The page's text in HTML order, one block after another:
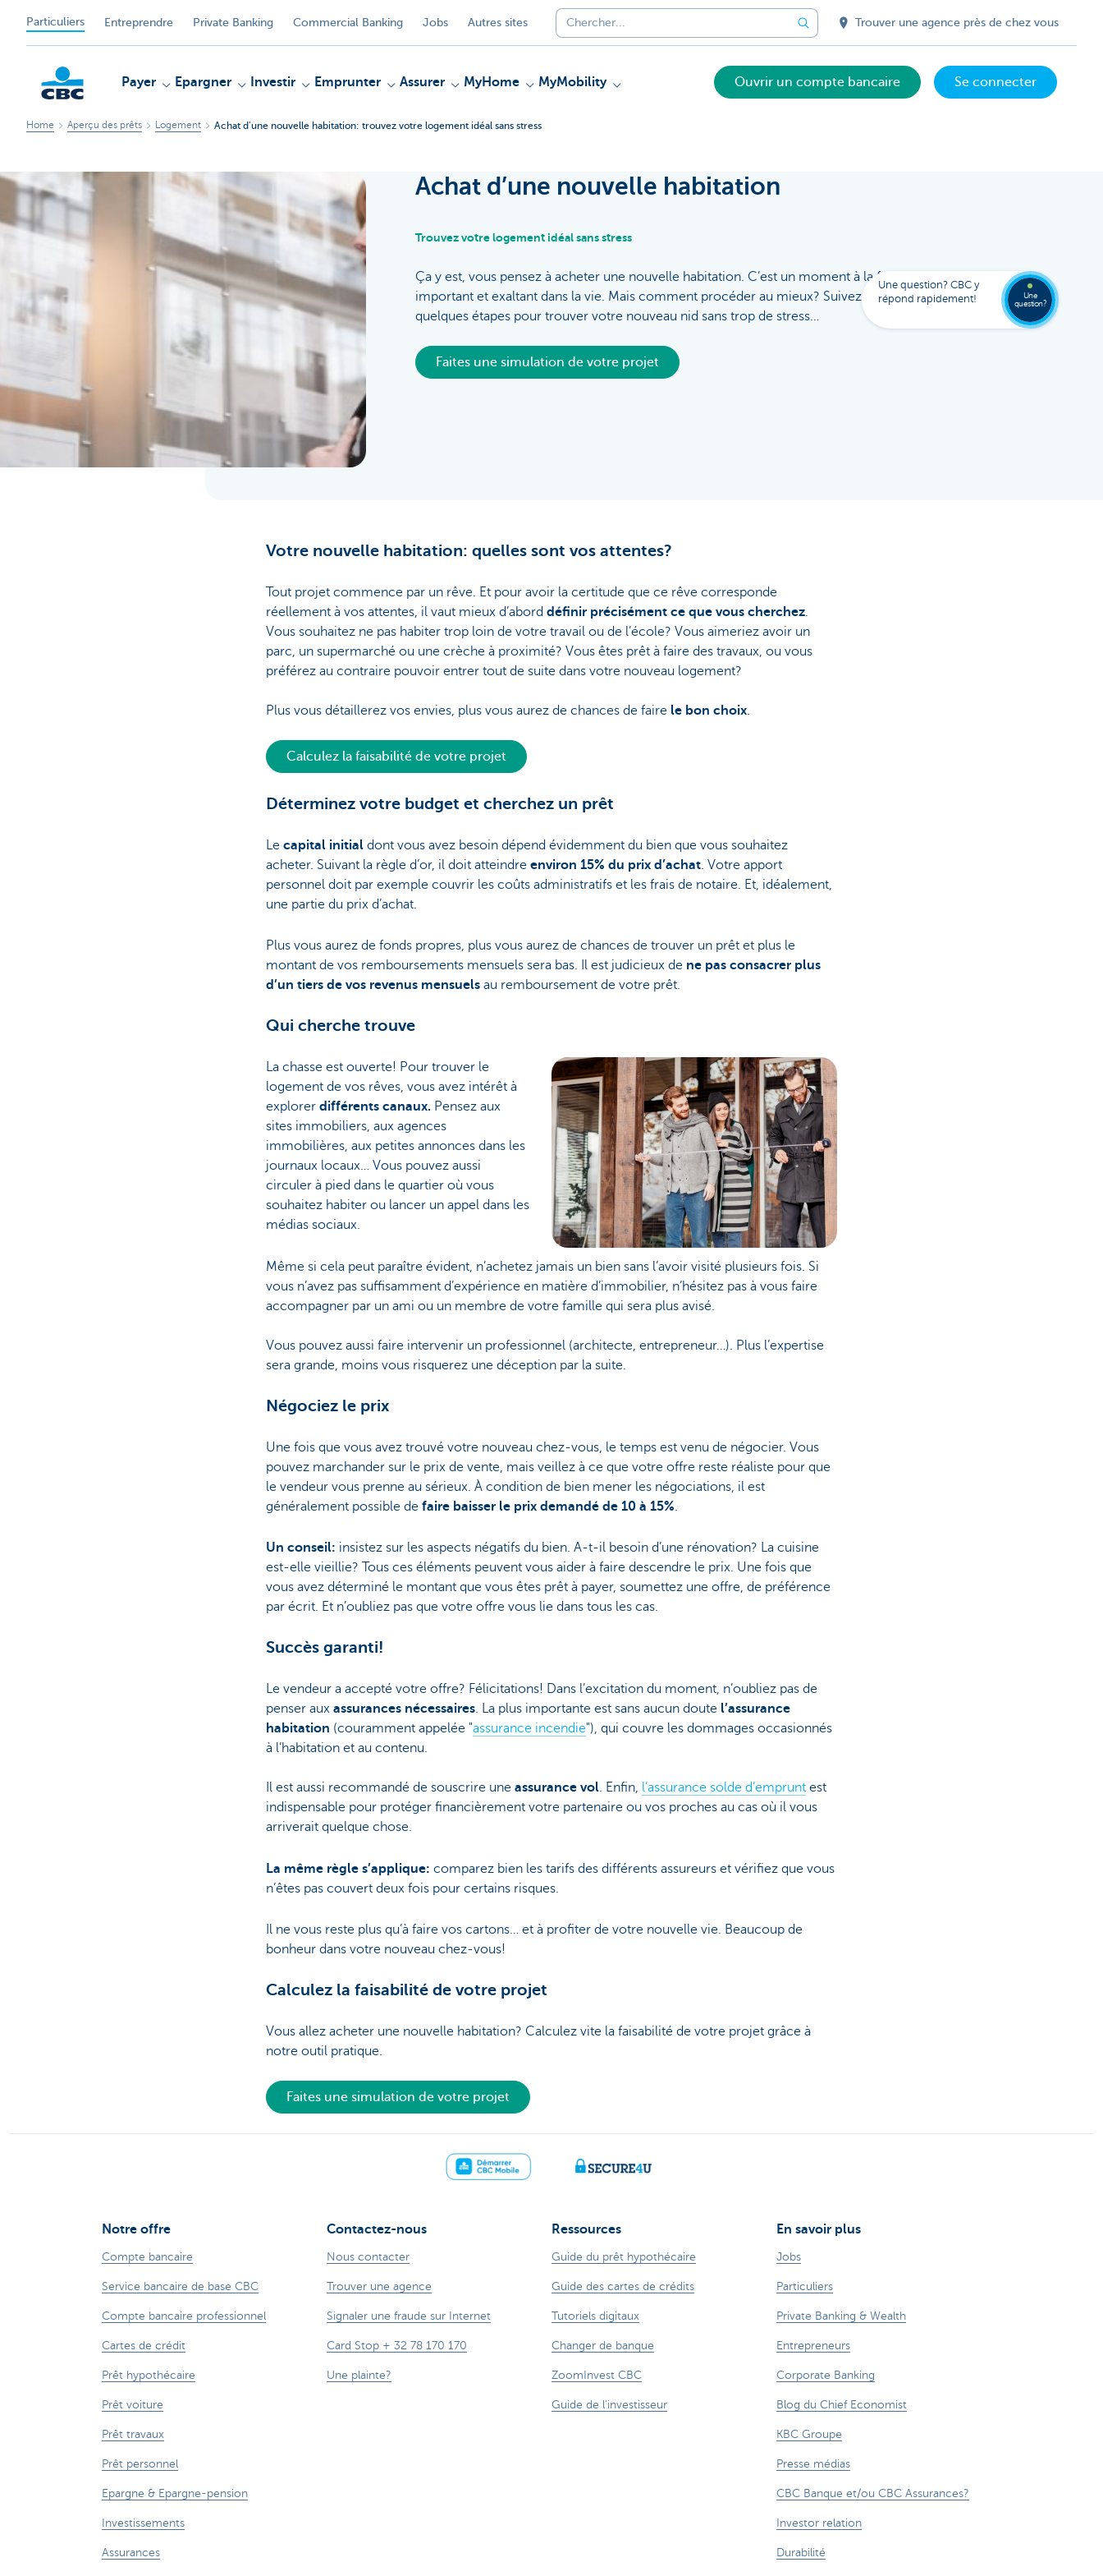
Particuliers Entreprendre Private Banking Commercial Banking Jobs Autres sites Trouver une agence près de chez vous
Particulieren
Payer Epargner Investir Emprunter Assurer MyHome MyMobility Ouvrir un compte bancaire Se connecter
Home Aperçu des prêts Logement Achat d’une nouvelle habitation: trouvez votre logement idéal sans stress
Achat d’une nouvelle habitation
Trouvez votre logement idéal sans stress
Ça y est, vous pensez à acheter une nouvelle habitation. C’est un moment à la fois
important et exaltant dans la vie. Mais comment procéder au mieux? Suivez ces
quelques étapes pour trouver votre nouveau nid sans trop de stress…
Faites une simulation de votre projet
Votre nouvelle habitation: quelles sont vos attentes?
Tout projet commence par un rêve. Et pour avoir la certitude que ce rêve corresponde
réellement à vos attentes, il vaut mieux d’abord définir précisément ce que vous cherchez.
Vous souhaitez ne pas habiter trop loin de votre travail ou de l’école? Vous aimeriez avoir un
parc, un supermarché ou une crèche à proximité? Vous êtes prêt à faire des travaux, ou vous
préférez au contraire pouvoir entrer tout de suite dans votre nouveau logement?
Plus vous détaillerez vos envies, plus vous aurez de chances de faire le bon choix.
Calculez la faisabilité de votre projet
Déterminez votre budget et cherchez un prêt
Le capital initialdont vous avez besoin dépend évidemment du bien que vous souhaitez
acheter. Suivant la règle d’or, il doit atteindre environ 15% du prix d’achat. Votre apport
personnel doit par exemple couvrir les coûts administratifs et les frais de notaire. Et, idéalement,
une partie du prix d’achat.
Plus vous aurez de fonds propres, plus vous aurez de chances de trouver un prêt et plus le
montant de vos remboursements mensuels sera bas. Il est judicieux de ne pas consacrer plus
d’un tiers de vos revenus mensuelsau remboursement de votre prêt.
Qui cherche trouve
La chasse est ouverte! Pour trouver le
logement de vos rêves, vous avez intérêt à
explorer différents canaux. Pensez aux
sites immobiliers, aux agences
immobilières, aux petites annonces dans les
journaux locaux… Vous pouvez aussi
circuler à pied dans le quartier où vous
souhaitez habiter ou lancer un appel dans les
médias sociaux.
Même si cela peut paraître évident, n’achetez jamais un bien sans l’avoir visité plusieurs fois. Si
vous n’avez pas suffisamment d’expérience en matière d’immobilier, n’hésitez pas à vous faire
accompagner par un ami ou un membre de votre famille qui sera plus avisé.
Vous pouvez aussi faire intervenir un professionnel (architecte, entrepreneur…). Plus l’expertise
sera grande, moins vous risquerez une déception par la suite.
Négociez le prix
Une fois que vous avez trouvé votre nouveau chez-vous, le temps est venu de négocier. Vous
pouvez marchander sur le prix de vente, mais veillez à ce que votre offre reste réaliste pour que
le vendeur vous prenne au sérieux. À condition de bien mener les négociations, il est
généralement possible de faire baisser le prix demandé de 10 à 15%.
Un conseil: insistez sur les aspects négatifs du bien. A-t-il besoin d’une rénovation? La cuisine
est-elle vieillie? Tous ces éléments peuvent vous aider à faire descendre le prix. Une fois que
vous avez déterminé le montant que vous êtes prêt à payer, soumettez une offre, de préférence
par écrit. Et n’oubliez pas que votre offre vous lie dans tous les cas.
Succès garanti!
Le vendeur a accepté votre offre? Félicitations! Dans l’excitation du moment, n’oubliez pas de
penser aux assurances nécessaires. La plus importante est sans aucun doute l’assurance
habitation (couramment appelée "assurance incendie"), qui couvre les dommages occasionnés
à l’habitation et au contenu.
Il est aussi recommandé de souscrire une assurance vol. Enfin, l’assurance solde d’empruntest
indispensable pour protéger financièrement votre partenaire ou vos proches au cas où il vous
arriverait quelque chose.
La même règle s’applique: comparez bien les tarifs des différents assureurs et vérifiez que vous
n’êtes pas couvert deux fois pour certains risques.
Il ne vous reste plus qu’à faire vos cartons… et à profiter de votre nouvelle vie. Beaucoup de
bonheur dans votre nouveau chez-vous!
Calculez la faisabilité de votre projet
Vous allez acheter une nouvelle habitation? Calculez vite la faisabilité de votre projet grâce à
notre outil pratique.
Faites une simulation de votre projet
Notre offre
Compte bancaire
Service bancaire de base CBC
Compte bancaire professionnel
Cartes de crédit
Prêt hypothécaire
Prêt voiture
Prêt travaux
Prêt personnel
Epargne & Epargne-pension
Investissements
Assurances
Contactez-nous
Nous contacter
Trouver une agence
Signaler une fraude sur Internet
Card Stop + 32 78 170 170
Une plainte?
Ressources
Guide du prêt hypothécaire
Guide des cartes de crédits
Tutoriels digitaux
Changer de banque
ZoomInvest CBC
Guide de l'investisseur
En savoir plus
Jobs
Particuliers
Private Banking & Wealth
Entrepreneurs
Corporate Banking
Blog du Chief Economist
KBC Groupe
Presse médias
CBC Banque et/ou CBC Assurances?
Investor relation
Durabilité
Une question? CBC y
répond rapidement!
Une
question?